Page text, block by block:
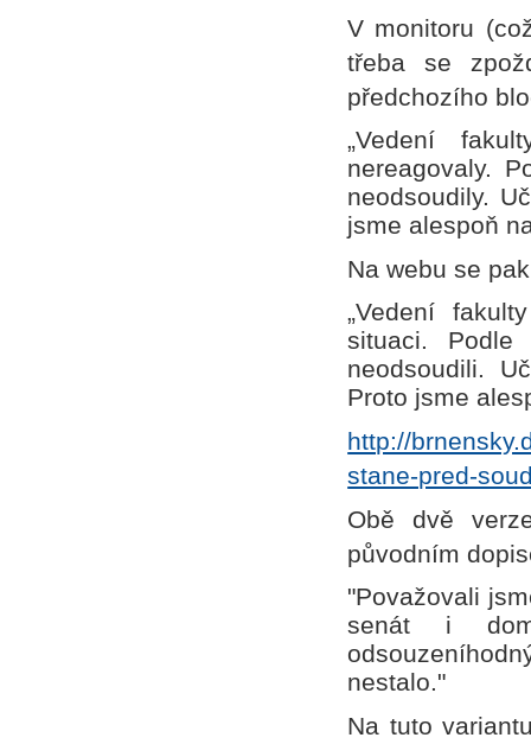
V monitoru
třeba se
předchozího
„Vedení
nereagovaly.
neodsoudily.
jsme alespoň
Na webu se
„Vedení
situaci.
neodsoudili.
Proto jsme
http://
stane-pred-
Obě dvě
původním
"Považovali
senát i
nestalo."
Na tuto